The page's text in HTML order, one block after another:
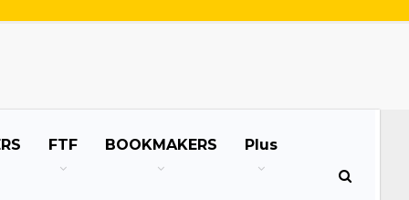
FTF BOOKMAKERS Plus